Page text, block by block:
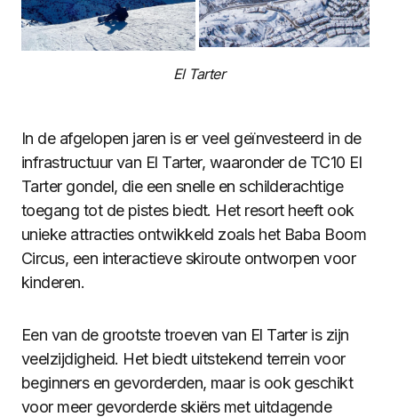
El Tarter
In de afgelopen jaren is er veel geïnvesteerd in de
infrastructuur van El Tarter, waaronder de TC10 El
Tarter gondel, die een snelle en schilderachtige
toegang tot de pistes biedt. Het resort heeft ook
unieke attracties ontwikkeld zoals het Baba Boom
Circus, een interactieve skiroute ontworpen voor
kinderen.
Een van de grootste troeven van El Tarter is zijn
veelzijdigheid. Het biedt uitstekend terrein voor
beginners en gevorderden, maar is ook geschikt
voor meer gevorderde skiërs met uitdagende